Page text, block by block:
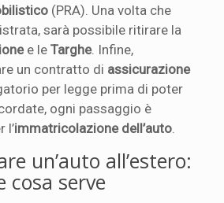
(PRA). Una volta che
sarà possibile ritirare la
e leTarghe. Infine,
un contratto di assicurazione
per legge prima di poter
ogni passaggio è
l’immatricolazione dell’auto
un’auto all’estero:
cosa serve